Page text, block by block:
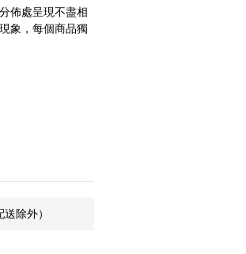
佈處呈現不盡相
象，每個商品獨
除外）